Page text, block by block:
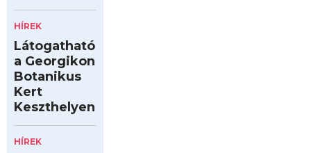
HÍREK
Látogatható
a Georgikon
Botanikus
Kert
Keszthelyen
HÍREK